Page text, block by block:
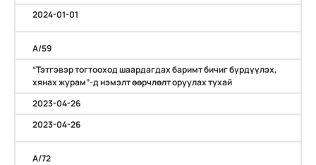
2024-01-01
А/59
“Тэтгэвэр тогтооход шаардагдах баримт бичиг бүрдүүлэх,
хянах журам”-д нэмэлт өөрчлөлт оруулах тухай
2023-04-26
2023-04-26
А/72